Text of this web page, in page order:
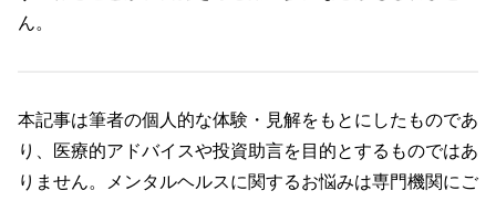
ん。
本記事は筆者の個人的な体験・見解をもとにしたものであ
り、医療的アドバイスや投資助言を目的とするものではあ
りません。メンタルヘルスに関するお悩みは専門機関にご